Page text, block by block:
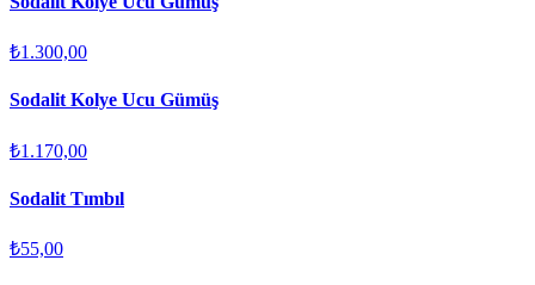
₺1.300,00
Sodalit Kolye Ucu Gümüş
₺1.170,00
Sodalit Tımbıl
₺55,00